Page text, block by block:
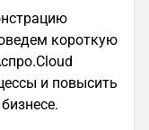
короткую
и повысить